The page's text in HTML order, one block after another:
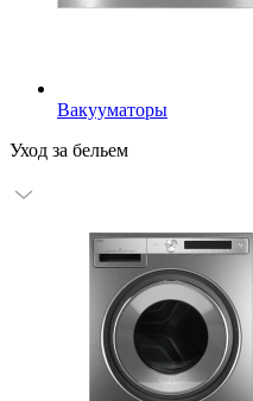
Вакууматоры
Уход за бельем